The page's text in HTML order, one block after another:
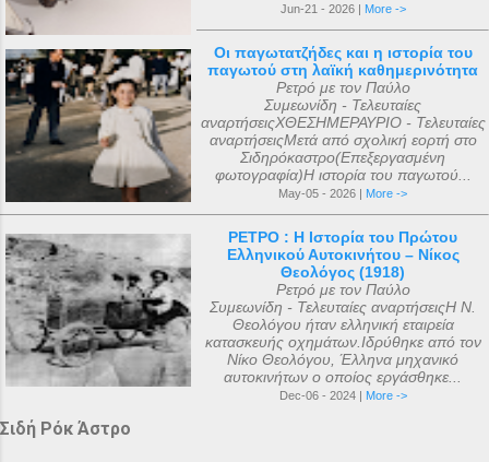
Jun-21 - 2026 | More ->
Οι παγωτατζήδες και η ιστορία του
παγωτού στη λαϊκή καθημερινότητα
Ρετρό με τον Παύλο
Συμεωνίδη - Τελευταίες
αναρτήσειςΧΘΕΣΗΜΕΡΑΥΡΙΟ - Τελευταίες
αναρτήσειςΜετά από σχολική εορτή στο
Σιδηρόκαστρο(Επεξεργασμένη
φωτογραφία)Η ιστορία του παγωτού...
May-05 - 2026 | More ->
ΡΕΤΡΟ : Η Ιστορία του Πρώτου
Ελληνικού Αυτοκινήτου – Νίκος
Θεολόγος (1918)
Ρετρό με τον Παύλο
Συμεωνίδη - Τελευταίες αναρτήσειςΗ Ν.
Θεολόγου ήταν ελληνική εταιρεία
κατασκευής οχημάτων.Ιδρύθηκε από τον
Νίκο Θεολόγου, Έλληνα μηχανικό
αυτοκινήτων ο οποίος εργάσθηκε...
Dec-06 - 2024 | More ->
Σιδή Ρόκ Άστρο